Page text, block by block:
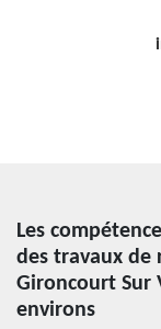
Les
des travaux de
Gironcourt Sur
environs